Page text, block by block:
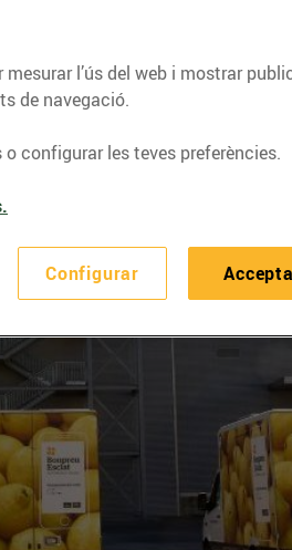
l’ús del web i mostrar
de navegació.
configurar les teves preferències.
Configurar